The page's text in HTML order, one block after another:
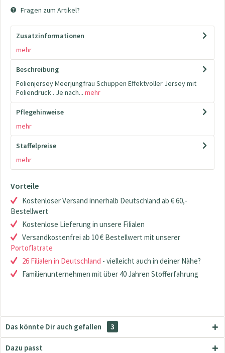
Fragen zum Artikel?
Zusatzinformationen
mehr
Beschreibung
Folienjersey Meerjungfrau Schuppen Effektvoller Jersey mit
Foliendruck . Je nach... mehr
Pflegehinweise
mehr
Staffelpreise
mehr
Vorteile
Kostenloser Versand innerhalb Deutschland ab € 60,-
Bestellwert
Kostenlose Lieferung in unsere Filialen
Versandkostenfrei ab 10 € Bestellwert mit unserer
Portoflatrate
26 Filialen in Deutschland - vielleicht auch in deiner Nähe?
Familienunternehmen mit über 40 Jahren Stofferfahrung
Das könnte Dir auch gefallen 3
Dazu passt